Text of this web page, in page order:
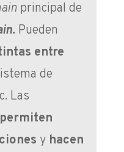
principal de
Pueden
entre
de
Las
permiten
y hacen